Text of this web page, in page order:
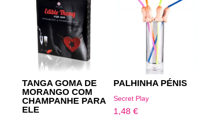
TANGA GOMA DE
MORANGO COM
CHAMPANHE PARA
ELE
PALHINHA PÉNIS
Secret Play
1,48€